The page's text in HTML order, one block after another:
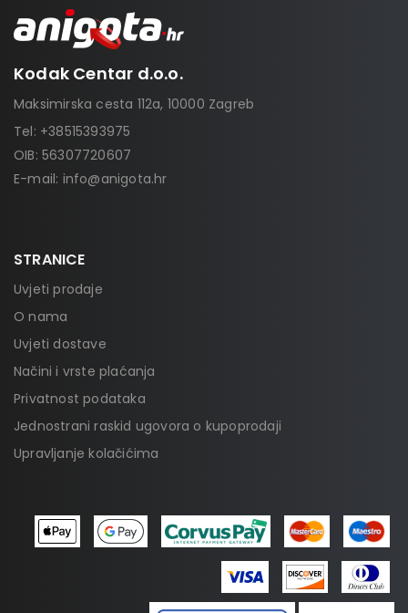
Kodak Centar d.o.o.
Maksimirska cesta 112a, 10000 Zagreb
Tel: +38515393975
OIB: 56307720607
E-mail: info@anigota.hr
STRANICE
Uvjeti prodaje
O nama
Uvjeti dostave
Načini i vrste plaćanja
Privatnost podataka
Jednostrani raskid ugovora o kupoprodaji
Upravljanje kolačićima